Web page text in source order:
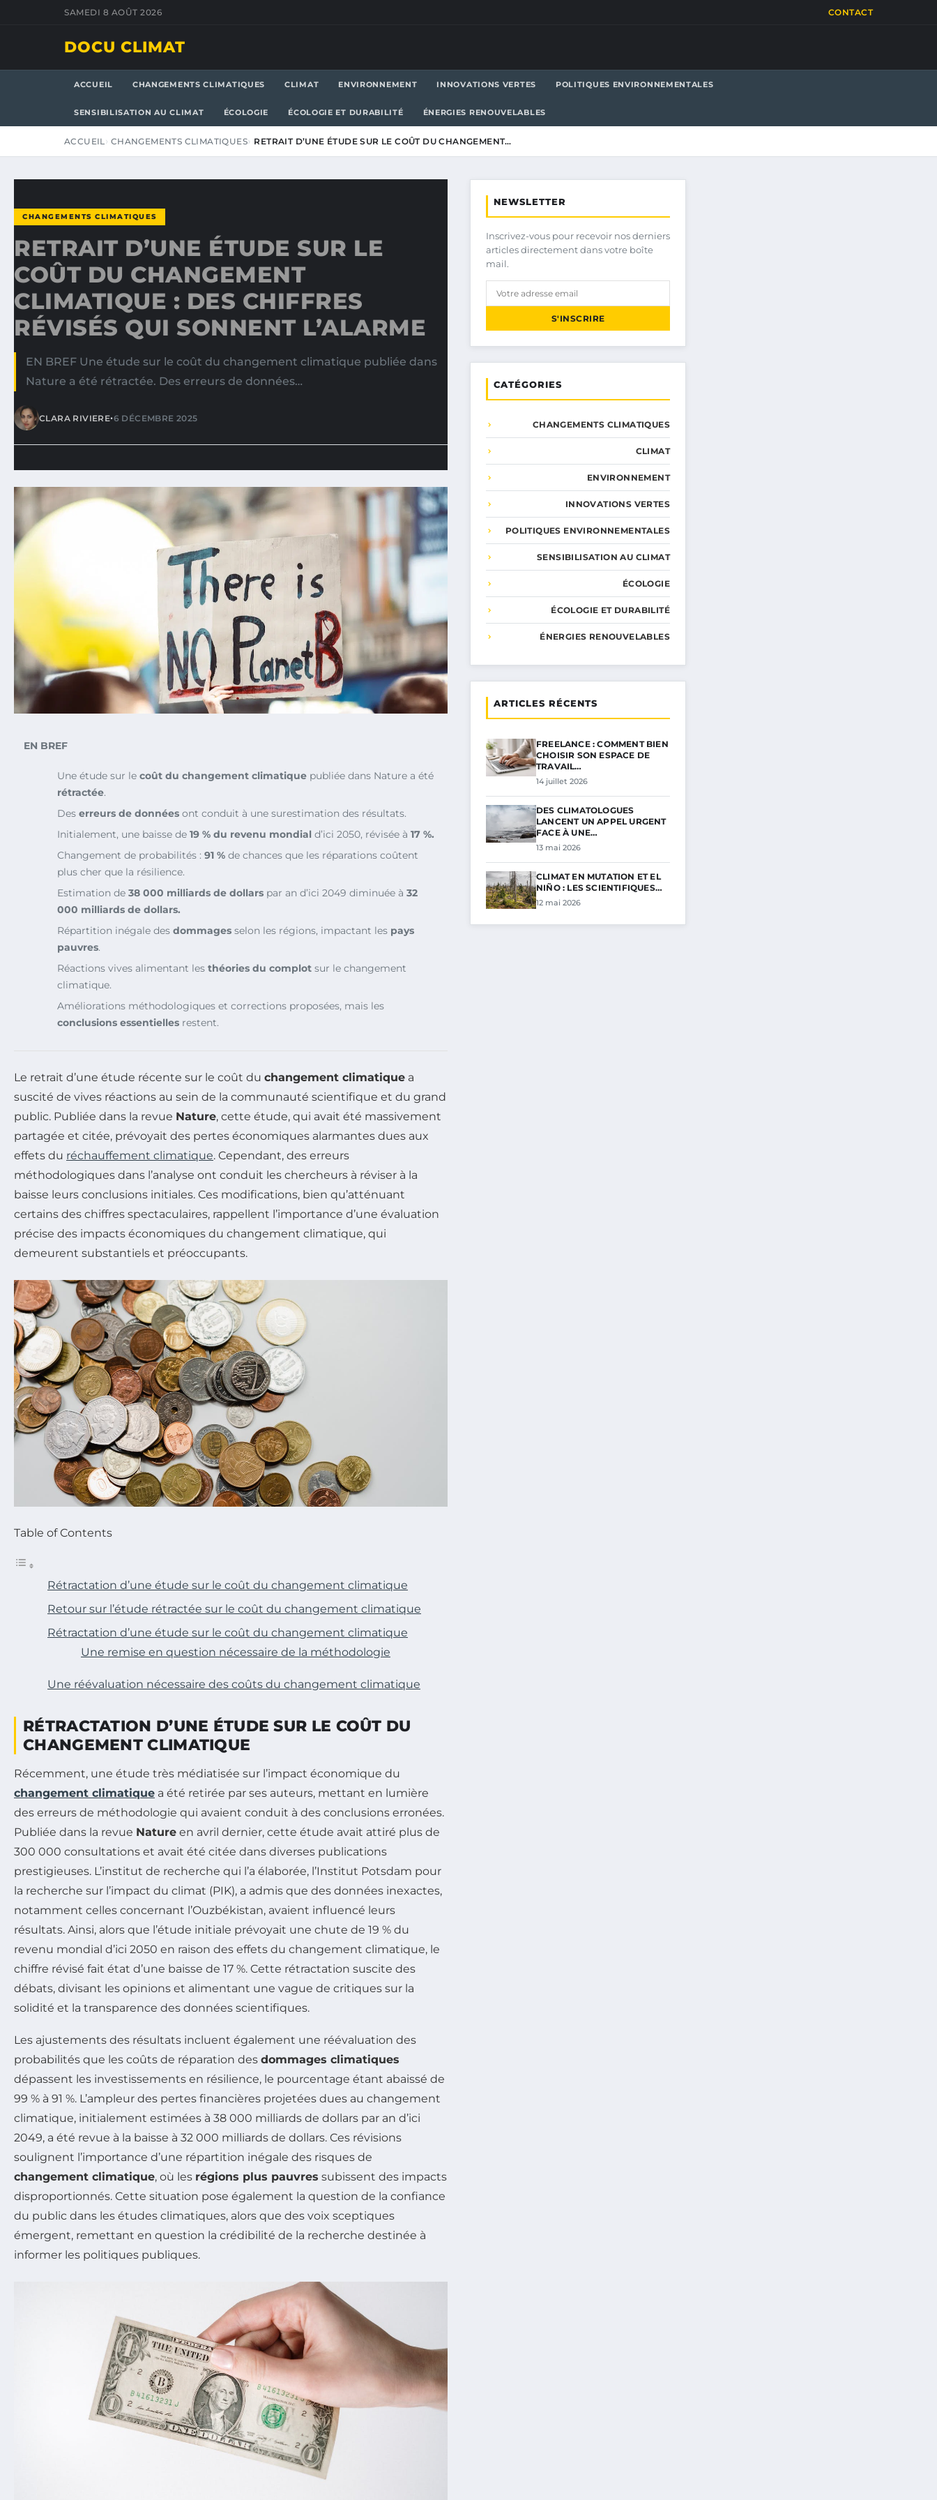
SAMEDI 8 AOÛT 2026 CONTACT
DOCU CLIMAT
ACCUEIL CHANGEMENTS CLIMATIQUES CLIMAT ENVIRONNEMENT INNOVATIONS VERTES POLITIQUES ENVIRONNEMENTALES
SENSIBILISATION AU CLIMAT ÉCOLOGIE ÉCOLOGIE ET DURABILITÉ ÉNERGIES RENOUVELABLES
ACCUEIL CHANGEMENTS CLIMATIQUES RETRAIT D’UNE ÉTUDE SUR LE COÛT DU CHANGEMENT…
CHANGEMENTS CLIMATIQUES
RETRAIT D’UNE ÉTUDE SUR LE
COÛT DU CHANGEMENT
CLIMATIQUE : DES CHIFFRES
RÉVISÉS QUI SONNENT L’ALARME
EN BREF Une étude sur le coût du changement climatique publiée dans
Nature a été rétractée. Des erreurs de données…
CLARA RIVIERE•6 DÉCEMBRE 2025
EN BREF
Une étude sur le coût du changement climatique publiée dans Nature a été
rétractée.
Des erreurs de données ont conduit à une surestimation des résultats.
Initialement, une baisse de 19 % du revenu mondial d’ici 2050, révisée à 17 %.
Changement de probabilités : 91 % de chances que les réparations coûtent
plus cher que la résilience.
Estimation de 38 000 milliards de dollars par an d’ici 2049 diminuée à 32
000 milliards de dollars.
Répartition inégale des dommages selon les régions, impactant les pays
pauvres.
Réactions vives alimentant les théories du complot sur le changement
climatique.
Améliorations méthodologiques et corrections proposées, mais les
conclusions essentielles restent.
Le retrait d’une étude récente sur le coût du changement climatique a
suscité de vives réactions au sein de la communauté scientifique et du grand
public. Publiée dans la revue Nature, cette étude, qui avait été massivement
partagée et citée, prévoyait des pertes économiques alarmantes dues aux
effets du réchauffement climatique. Cependant, des erreurs
méthodologiques dans l’analyse ont conduit les chercheurs à réviser à la
baisse leurs conclusions initiales. Ces modifications, bien qu’atténuant
certains des chiffres spectaculaires, rappellent l’importance d’une évaluation
précise des impacts économiques du changement climatique, qui
demeurent substantiels et préoccupants.
Table of Contents
Rétractation d’une étude sur le coût du changement climatique
Retour sur l’étude rétractée sur le coût du changement climatique
Rétractation d’une étude sur le coût du changement climatique
Une remise en question nécessaire de la méthodologie
Une réévaluation nécessaire des coûts du changement climatique
RÉTRACTATION D’UNE ÉTUDE SUR LE COÛT DU
CHANGEMENT CLIMATIQUE
Récemment, une étude très médiatisée sur l’impact économique du
changement climatique a été retirée par ses auteurs, mettant en lumière
des erreurs de méthodologie qui avaient conduit à des conclusions erronées.
Publiée dans la revue Nature en avril dernier, cette étude avait attiré plus de
300 000 consultations et avait été citée dans diverses publications
prestigieuses. L’institut de recherche qui l’a élaborée, l’Institut Potsdam pour
la recherche sur l’impact du climat (PIK), a admis que des données inexactes,
notamment celles concernant l’Ouzbékistan, avaient influencé leurs
résultats. Ainsi, alors que l’étude initiale prévoyait une chute de 19 % du
revenu mondial d’ici 2050 en raison des effets du changement climatique, le
chiffre révisé fait état d’une baisse de 17 %. Cette rétractation suscite des
débats, divisant les opinions et alimentant une vague de critiques sur la
solidité et la transparence des données scientifiques.
Les ajustements des résultats incluent également une réévaluation des
probabilités que les coûts de réparation des dommages climatiques
dépassent les investissements en résilience, le pourcentage étant abaissé de
99 % à 91 %. L’ampleur des pertes financières projetées dues au changement
climatique, initialement estimées à 38 000 milliards de dollars par an d’ici
2049, a été revue à la baisse à 32 000 milliards de dollars. Ces révisions
soulignent l’importance d’une répartition inégale des risques de
changement climatique, où les régions plus pauvres subissent des impacts
disproportionnés. Cette situation pose également la question de la confiance
du public dans les études climatiques, alors que des voix sceptiques
émergent, remettant en question la crédibilité de la recherche destinée à
informer les politiques publiques.
NEWSLETTER
Inscrivez-vous pour recevoir nos derniers
articles directement dans votre boîte
mail.
S'INSCRIRE
CATÉGORIES
CHANGEMENTS CLIMATIQUES
CLIMAT
ENVIRONNEMENT
INNOVATIONS VERTES
POLITIQUES ENVIRONNEMENTALES
SENSIBILISATION AU CLIMAT
ÉCOLOGIE
ÉCOLOGIE ET DURABILITÉ
ÉNERGIES RENOUVELABLES
ARTICLES RÉCENTS
FREELANCE : COMMENT BIEN
CHOISIR SON ESPACE DE
TRAVAIL…
14 juillet 2026
DES CLIMATOLOGUES
LANCENT UN APPEL URGENT
FACE À UNE…
13 mai 2026
CLIMAT EN MUTATION ET EL
NIÑO : LES SCIENTIFIQUES…
12 mai 2026